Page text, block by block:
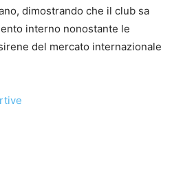
dimostrando che il club sa
interno nonostante le
del mercato internazionale